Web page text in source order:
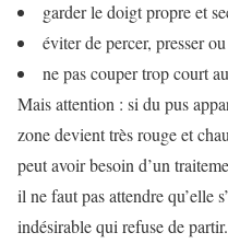
garder le doigt propre et
éviter de percer, presser
ne pas couper trop court
Mais attention : si du pus
zone devient très rouge et
peut avoir besoin d’un
il ne faut pas attendre qu’elle
indésirable qui refuse de partir.